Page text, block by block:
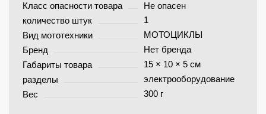
Класс опасности товара
Не опасен
количество штук
1
Вид мототехники
МОТОЦИКЛЫ
Бренд
Нет бренда
Габариты товара
15 × 10 × 5 см
разделы
электрооборудование
Вес
300 г